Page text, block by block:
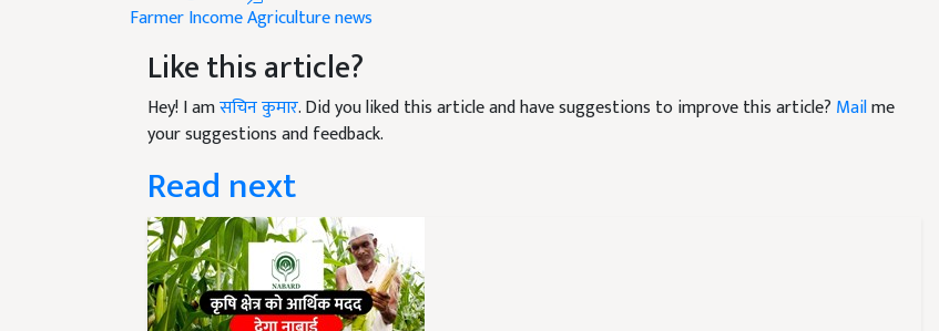
Like this article?
Hey! I amसचिन कुमार. Did you liked this article and have suggestions to improve this article?
your suggestions and feedback.
Read next